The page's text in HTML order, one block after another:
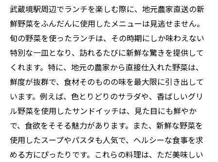
家庭的な雰囲気の中で味わう地元料理
地元シェフによるオリジナルランチメニュ
ー
地域の食文化を体験できる特別ランチ
地元の味を取り入れた創作料理
観光客にも人気の地元名物ランチ
新しい発見がある武蔵境駅周辺の注目ランチス
ポット
隠れ家的な雰囲気のランチスポット
新規オープンの注目店をチェック
武蔵境駅周辺でランチを楽しむ際に、地元農家直送の新
鮮野菜をふんだんに使用したメニューは見逃せません。
旬の野菜を使ったランチは、その時期にしか味わえない
特別な一皿となり、訪れるたびに新鮮な驚きを提供して
くれます。特に、地元の農家から直接仕入れた野菜は、
鮮度が抜群で、食材そのものの味を最大限に引き出して
います。例えば、色とりどりのサラダや、香ばしいグリ
ル野菜を使用したサンドイッチは、見た目にも鮮やか
で、食欲をそそる魅力があります。また、新鮮な野菜を
使用したスープやパスタも人気で、ヘルシーな食事を求
める方にぴったりです。これらの料理は、ただ美味しい